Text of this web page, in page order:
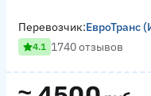
Перевозчик:ЕвроТранс
4.1 1740 отзывов